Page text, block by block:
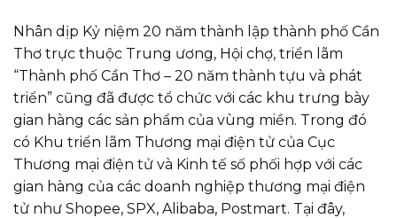
Nhân dịp Kỷ niệm 20 năm thành lập thành phố Cần
Thơ trực thuộc Trung ương, Hội chợ, triển lãm
“Thành phố Cần Thơ – 20 năm thành tựu và phát
triển” cũng đã được tổ chức với các khu trưng bày
gian hàng các sản phẩm của vùng miền. Trong đó
có Khu triển lãm Thương mại điện tử của Cục
Thương mại điện tử và Kinh tế số phối hợp với các
gian hàng của các doanh nghiệp thương mại điện
tử như Shopee, SPX, Alibaba, Postmart. Tại đây,